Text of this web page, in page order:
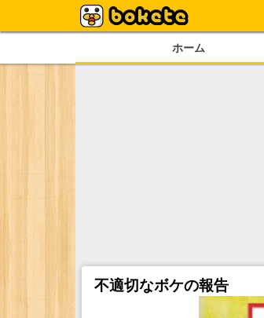
ホーム
不適切なボケの報告